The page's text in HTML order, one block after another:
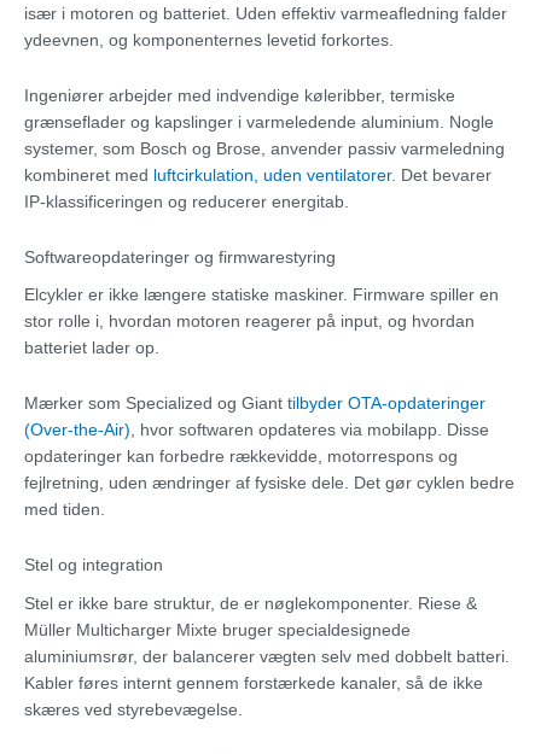
især i motoren og batteriet. Uden effektiv varmeafledning falder
ydeevnen, og komponenternes levetid forkortes.
Ingeniører arbejder med indvendige køleribber, termiske
grænseflader og kapslinger i varmeledende aluminium. Nogle
systemer, som Bosch og Brose, anvender passiv varmeledning
kombineret med luftcirkulation, uden ventilatorer. Det bevarer
IP-klassificeringen og reducerer energitab.
Softwareopdateringer og firmwarestyring
Elcykler er ikke længere statiske maskiner. Firmware spiller en
stor rolle i, hvordan motoren reagerer på input, og hvordan
batteriet lader op.
Mærker som Specialized og Giant tilbyder OTA-opdateringer
(Over-the-Air), hvor softwaren opdateres via mobilapp. Disse
opdateringer kan forbedre rækkevidde, motorrespons og
fejlretning, uden ændringer af fysiske dele. Det gør cyklen bedre
med tiden.
Stel og integration
Stel er ikke bare struktur, de er nøglekomponenter. Riese &
Müller Multicharger Mixte bruger specialdesignede
aluminiumsrør, der balancerer vægten selv med dobbelt batteri.
Kabler føres internt gennem forstærkede kanaler, så de ikke
skæres ved styrebevægelse.